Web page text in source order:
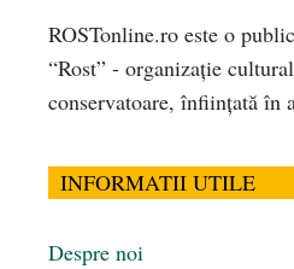
ROSTonline.ro este o
“Rost” - organizaţie
conservatoare, înfiinţată în
INFORMATII UTILE
Despre noi